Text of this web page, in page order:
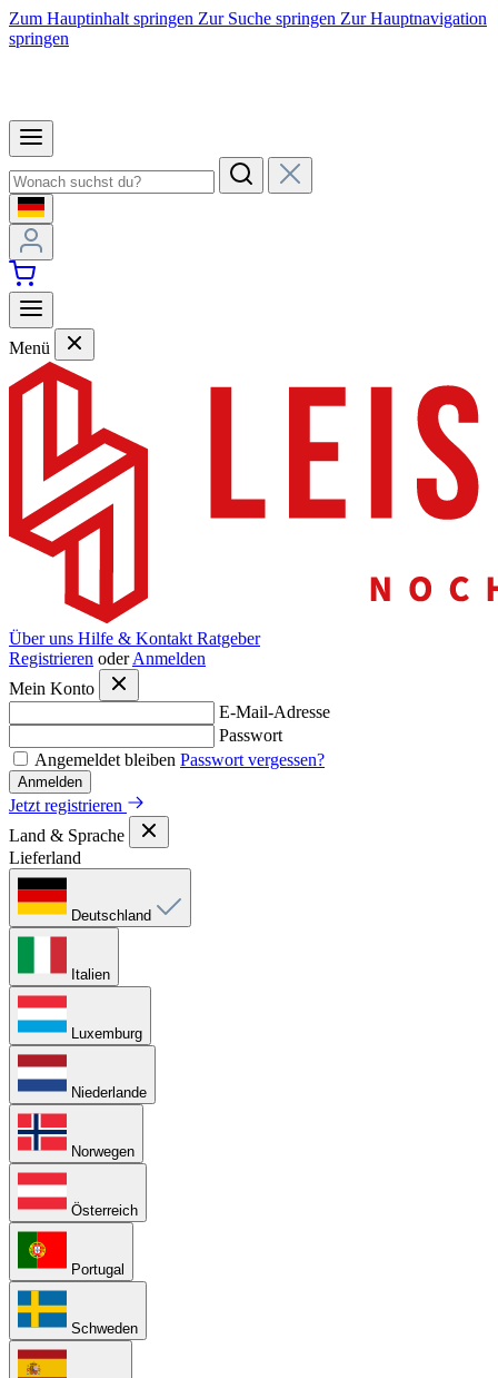
Zum Hauptinhalt springen Zur Suche springen Zur Hauptnavigation
springen
Menü
Über uns Hilfe & Kontakt Ratgeber
Registrieren oder Anmelden
Mein Konto
E-Mail-Adresse
Passwort
Angemeldet bleiben Passwort vergessen?
Anmelden
Jetzt registrieren
Land & Sprache
Lieferland
Deutschland
Italien
Luxemburg
Niederlande
Norwegen
Österreich
Portugal
Schweden